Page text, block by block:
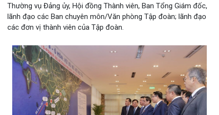
Thường vụ Đảng ủy, Hội đồng Thành viên, Ban Tổng Giám đốc,
lãnh đạo các Ban chuyên môn/Văn phòng Tập đoàn; lãnh đạo
các đơn vị thành viên của Tập đoàn.